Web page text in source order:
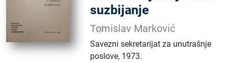
suzbijanje
Tomislav Marković
Savezni sekretarijat za unutrašnje
poslove, 1973.